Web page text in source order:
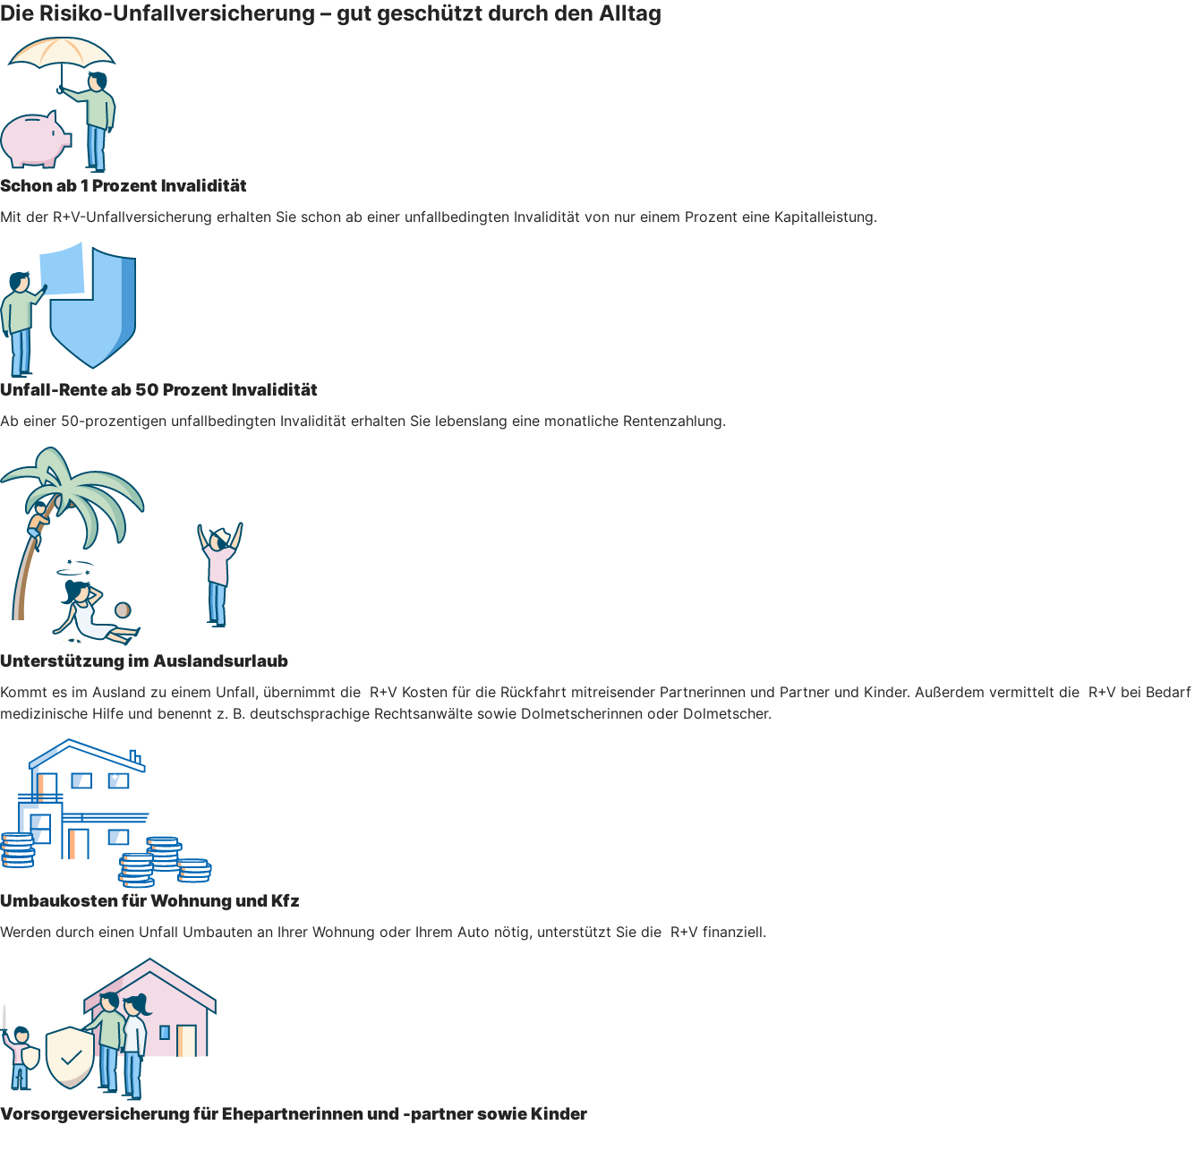
Die Risiko-Unfallversicherung – gut geschützt durch den Alltag
Schon ab 1 Prozent Invalidität
Mit der R+V-Unfallversicherung erhalten Sie schon ab einer unfallbedingten Invalidität von nur einem Prozent eine Kapitalleistung.
Unfall-Rente ab 50 Prozent Invalidität
Ab einer 50-prozentigen unfallbedingten Invalidität erhalten Sie lebenslang eine monatliche Rentenzahlung.
Unterstützung im Auslandsurlaub
Kommt es im Ausland zu einem Unfall, übernimmt die R+V Kosten für die Rückfahrt mitreisender Partnerinnen und Partner und Kinder. Außerdem vermittelt die R+V bei Bedarf
medizinische Hilfe und benennt z. B. deutschsprachige Rechtsanwälte sowie Dolmetscherinnen oder Dolmetscher.
Umbaukosten für Wohnung und Kfz
Werden durch einen Unfall Umbauten an Ihrer Wohnung oder Ihrem Auto nötig, unterstützt Sie die R+V finanziell.
Vorsorgeversicherung für Ehepartnerinnen und -partner sowie Kinder